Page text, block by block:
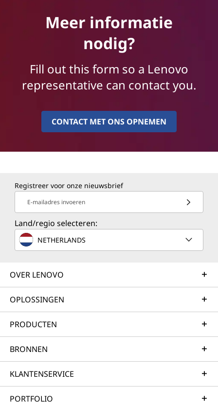
Meer informatie
nodig?
Fill out this form so a Lenovo
representative can contact you.
CONTACT MET ONS OPNEMEN
Registreer voor onze nieuwsbrief
E-mailadres invoeren
Land/regio selecteren:
NETHERLANDS
OVER LENOVO
OPLOSSINGEN
PRODUCTEN
BRONNEN
KLANTENSERVICE
PORTFOLIO